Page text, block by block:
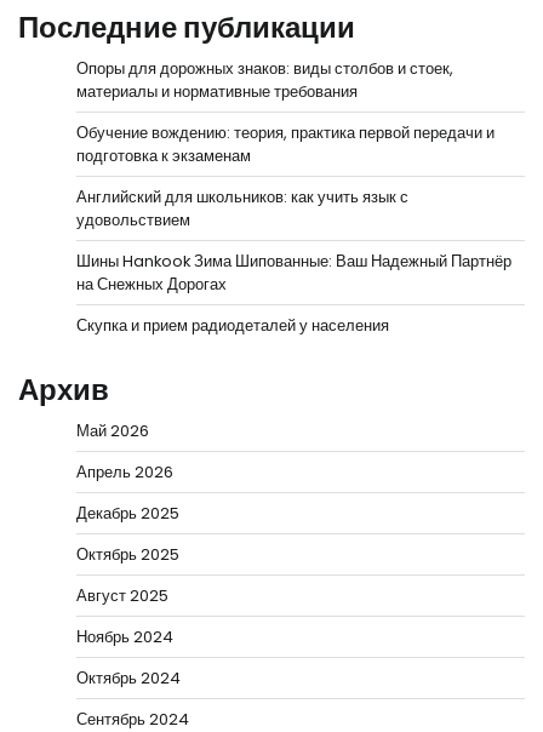
Последние публикации
Опоры для дорожных знаков: виды столбов и стоек,
материалы и нормативные требования
Обучение вождению: теория, практика первой передачи и
подготовка к экзаменам
Английский для школьников: как учить язык с
удовольствием
Шины Hankook Зима Шипованные: Ваш Надежный Партнёр
на Снежных Дорогах
Скупка и прием радиодеталей у населения
Архив
Май 2026
Апрель 2026
Декабрь 2025
Октябрь 2025
Август 2025
Ноябрь 2024
Октябрь 2024
Сентябрь 2024